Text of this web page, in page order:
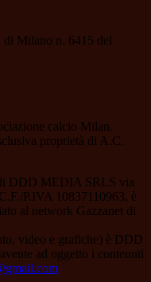
di Milano n. 6415 del
calcio Milan.
proprietà di A.C.
DDD MEDIA SRLS via
P.IVA 10837110963, è
al network Gazzanet di
video e grafiche) è DDD
ad oggetto i contenuti